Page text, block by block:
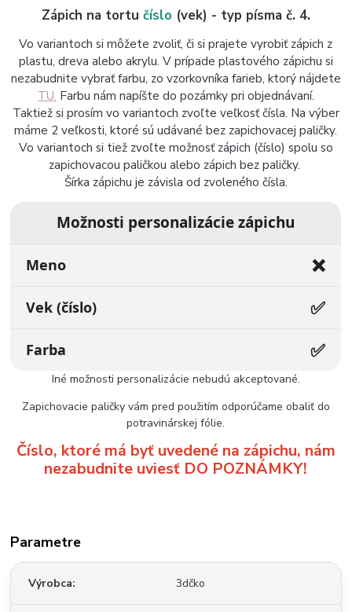
Zápich na tortu číslo (vek) - typ písma č. 4.
Vo variantoch si môžete zvoliť, či si prajete vyrobiť zápich z
plastu, dreva alebo akrylu. V prípade plastového zápichu si
nezabudnite vybrať farbu, zo vzorkovníka farieb, ktorý nájdete
TU. Farbu nám napíšte do pozámky pri objednávaní.
Taktiež si prosím vo variantoch zvoľte veľkosť čísla. Na výber
máme 2 veľkosti, ktoré sú udávané bez zapichovacej paličky.
Vo variantoch si tiež zvoľte možnosť zápich (číslo) spolu so
zapichovacou paličkou alebo zápich bez paličky.
Šírka zápichu je závisla od zvoleného čísla.
Možnosti personalizácie zápichu
Meno ❌
Vek (číslo) ✅
Farba ✅
Iné možnosti personalizácie nebudú akceptované.
Zapichovacie paličky vám pred použitím odporúčame obaliť do
potravinárskej fólie.
Číslo, ktoré má byť uvedené na zápichu, nám
nezabudnite uviesť DO POZNÁMKY!
Parametre
Výrobca 3dčko